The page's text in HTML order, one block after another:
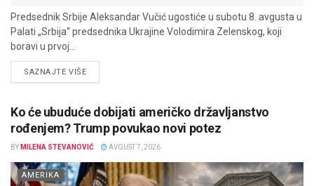
Predsednik Srbije Aleksandar Vučić ugostiće u subotu 8. avgusta u
Palati „Srbija“ predsednika Ukrajine Volodimira Zelenskog, koji
boravi u prvoj...
SAZNAJTE VIŠEDETAILS
Ko će ubuduće dobijati američko državljanstvo
rođenjem? Trump povukao novi potez
BY MILENA STEVANOVIĆ AVGUST 7, 2026
AMERIKA